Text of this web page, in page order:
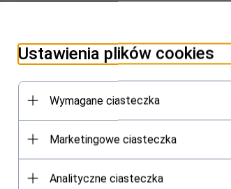
Ustawienia plików cookies
Wymagane ciasteczka
Marketingowe ciasteczka
Analityczne ciasteczka